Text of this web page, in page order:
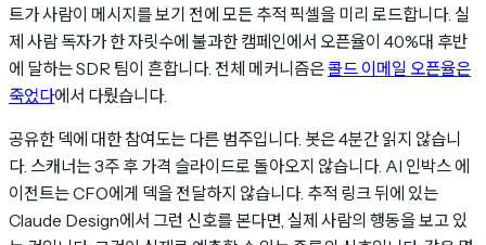
트가 사람이 메시지를 보기 전에 모든 추적 픽셀을 미리 로드합니다. 실
제 사람 독자가 한 자릿수에 불과한 캠페인에서 오픈율이 40%대 후반
에 달하는 SDR 팀이 흔합니다. 전체 메커니즘은콜드 이메일 오픈율은
죽었다에서 다뤘습니다.
공유한 덱에 대한 참여도는 다른 범주입니다. 봇은 4분간 읽지 않습니
다. 스캐너는 3주 후 가격 슬라이드로 돌아오지 않습니다. AI 인박스 에
이전트는 CFO에게 덱을 전달하지 않습니다. 추적 링크 뒤에 있는
Claude Design에서 그런 신호를 본다면, 실제 사람의 행동을 보고 있